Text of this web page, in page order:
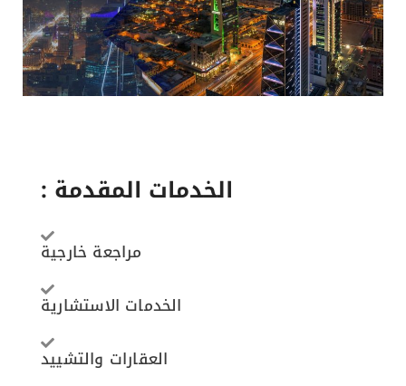
الخدمات المقدمة :
مراجعة خارجية
الخدمات الاستشارية
العقارات والتشييد